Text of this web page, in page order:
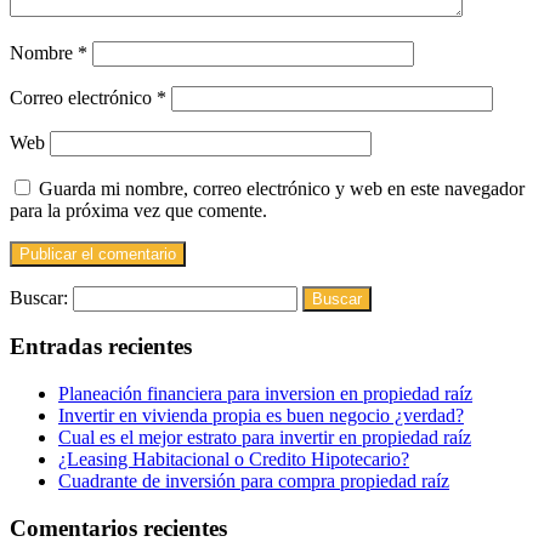
Nombre *
Correo electrónico *
Web
Guarda mi nombre, correo electrónico y web en este navegador
para la próxima vez que comente.
Buscar:
Entradas recientes
Planeación financiera para inversion en propiedad raíz
Invertir en vivienda propia es buen negocio ¿verdad?
Cual es el mejor estrato para invertir en propiedad raíz
¿Leasing Habitacional o Credito Hipotecario?
Cuadrante de inversión para compra propiedad raíz
Comentarios recientes